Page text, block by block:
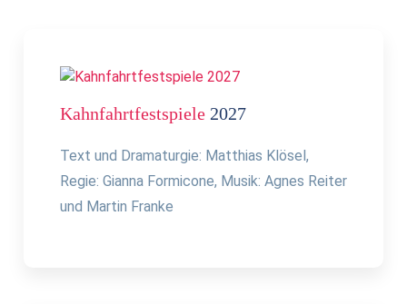
Kahnfahrtfestspiele 2027
Text und Dramaturgie: Matthias Klösel,
Regie: Gianna Formicone, Musik: Agnes Reiter
und Martin Franke